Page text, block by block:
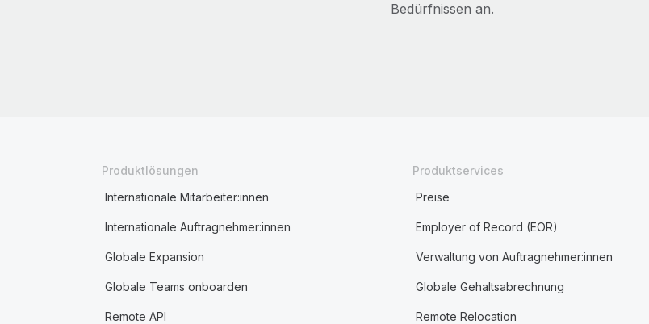
Bedürfnissen an.
Produktlösungen
Internationale Mitarbeiter:innen
Internationale Auftragnehmer:innen
Globale Expansion
Globale Teams onboarden
Remote API
Produktservices
Preise
Employer of Record (EOR)
Verwaltung von Auftragnehmer:innen
Globale Gehaltsabrechnung
Remote Relocation